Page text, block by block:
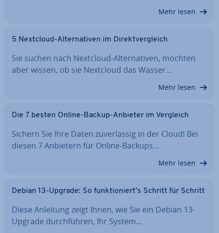
Mehr lesen
5 Nextcloud-Al­ter­na­ti­ven im Di­rekt­ver­gleich
Sie suchen nach Nextcloud-Al­ter­na­ti­ven, möchten
aber wissen, ob sie Nextcloud das Wasser…
Mehr lesen
Die 7 besten Online-Backup-Anbieter im Vergleich
Sichern Sie Ihre Daten zu­ver­läs­sig in der Cloud! Bei
diesen 7 Anbietern für Online-Backups…
Mehr lesen
Debian 13-Upgrade: So funk­tio­niert’s Schritt für Schritt
Diese Anleitung zeigt Ihnen, wie Sie ein Debian 13-
Upgrade durch­füh­ren, Ihr System…